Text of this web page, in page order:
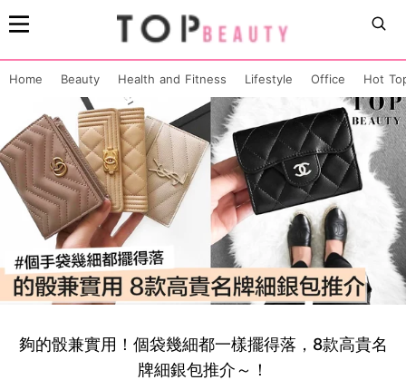
Home Beauty Health and Fitness Lifestyle Office Hot
夠的骰兼實用！個袋幾細都一樣擺得落，8款高貴名
牌細銀包推介～！